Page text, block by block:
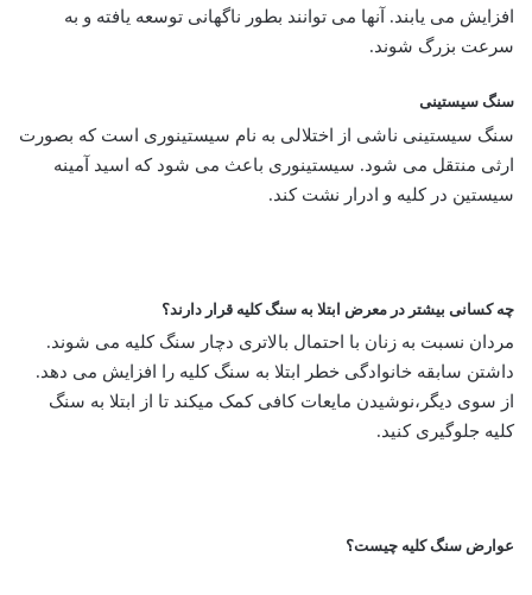
افزایش می یابند. آنها می توانند بطور ناگهانی توسعه یافته و به
سرعت بزرگ شوند.
سنگ سیستینی
سنگ سیستینی ناشی از اختلالی به نام سیستینوری است که بصورت
ارثی منتقل می شود. سیستینوری باعث می شود که اسید آمینه
سیستین در کلیه و ادرار نشت کند.
چه کسانی بیشتر در معرض ابتلا به سنگ کلیه قرار دارند؟
مردان نسبت به زنان با احتمال بالاتری دچار سنگ کلیه می شوند.
داشتن سابقه خانوادگی خطر ابتلا به سنگ کلیه را افزایش می دهد.
از سوی دیگر،نوشیدن مایعات کافی کمک میکند تا از ابتلا به سنگ
کلیه جلوگیری کنید.
عوارض سنگ کلیه چیست؟